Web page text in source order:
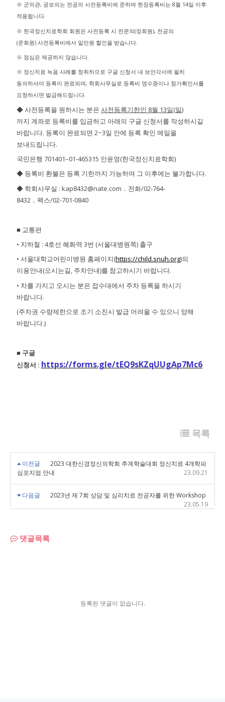
※ 군의관, 공보의는 전공의 사전등록비에 준하며 현장등록비는 8월 14일 이후
적용됩니다.
※ 한국정신치료학회 회원은 사전등록 시 전문의(정회원), 전공의
(준회원) 사전등록비에서 일만원 할인을 받습니다.
※ 점심은 제공하지 않습니다.
※ 정신치료 녹음 사례를 청취하므로 구글 신청서 내 보안각서에 필히
동의하셔야 등록이 완료되며, 학회사무실로 등록비 영수증이나 참가확인서를
요청하시면 발급해드립니다.
◆ 사전등록을 원하시는 분은 사전등록기한인 8월 13일(일)
까지 계좌로 등록비를 입금하고 아래의 구글 신청서를 작성하시길
바랍니다. 등록이 완료되면 2~3일 안에 등록 확인 메일을
보내드립니다.
국민은행 701401–01-465315 안윤영(한국정신치료학회)
◆ 등록비 환불은 등록 기한까지 가능하며 그 이후에는 불가합니다.
◆ 학회사무실 : kap8432@nate.com ․ 전화/02-764-
8432 ․ 팩스/02-701-0840
■ 교통편
• 지하철 : 4호선 혜화역 3번 (서울대병원쪽) 출구
• 서울대학교어린이병원 홈페이지(https://child.snuh.org)의
이용안내(오시는길, 주차안내)를 참고하시기 바랍니다.
• 차를 가지고 오시는 분은 접수대에서 주차 등록을 하시기
바랍니다.
(주차권 수량제한으로 조기 소진시 발급 어려울 수 있으니 양해
바랍니다.)
■ 구글
신청서 : https://forms.gle/tEQ9sKZqUUgAp7Mc6
목록
이전글
2023 대한신경정신의학회 추계학술대회 정신치료 4개학파
심포지엄 안내
23.09.21
다음글
2023년 제 7회 상담 및 심리치료 전공자를 위한 Workshop
23.05.19
댓글목록
등록된 댓글이 없습니다.